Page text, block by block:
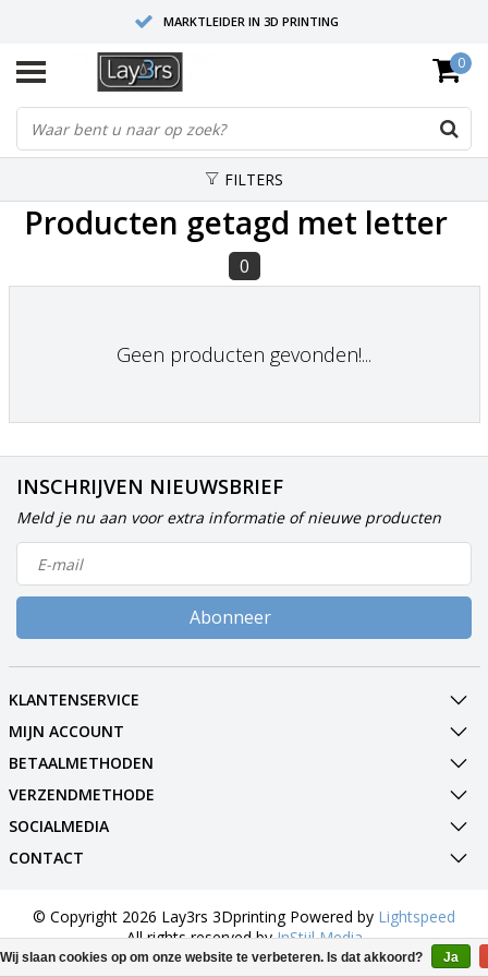
MARKTLEIDER IN 3D PRINTING
HOOGWAARDIGE SERVICE EN SUPPORT
FYSIEKE SHOWROOMS
0
FILTERS
Producten getagd met letter
0
Geen producten gevonden!...
INSCHRIJVEN NIEUWSBRIEF
Meld je nu aan voor extra informatie of nieuwe producten
Abonneer
KLANTENSERVICE
MIJN ACCOUNT
BETAALMETHODEN
VERZENDMETHODE
SOCIALMEDIA
CONTACT
© Copyright 2026 Lay3rs 3Dprinting Powered by Lightspeed
All rights reserved byInStijl Media
Wij slaan cookies op om onze website te verbeteren. Is dat akkoord? Ja